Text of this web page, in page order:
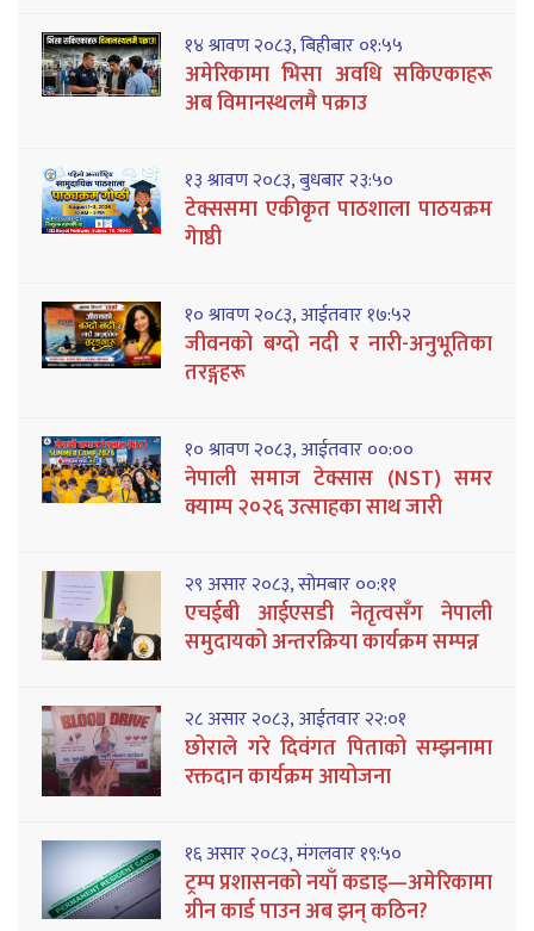
१४ श्रावण २०८३, बिहीबार ०१:५५
अमेरिकामा भिसा अवधि सकिएकाहरू
अब विमानस्थलमै पक्राउ
१३ श्रावण २०८३, बुधबार २३:५०
टेक्ससमा एकीकृत पाठशाला पाठयक्रम
गेाष्ठी
१० श्रावण २०८३, आईतवार १७:५२
जीवनको बग्दो नदी र नारी-अनुभूतिका
तरङ्गहरू
१० श्रावण २०८३, आईतवार ००:००
नेपाली समाज टेक्सास (NST) समर
क्याम्प २०२६ उत्साहका साथ जारी
२९ असार २०८३, सोमबार ००:११
एचईबी आईएसडी नेतृत्वसँग नेपाली
समुदायको अन्तरक्रिया कार्यक्रम सम्पन्न
२८ असार २०८३, आईतवार २२:०१
छोराले गरे दिवंगत पिताको सम्झनामा
रक्तदान कार्यक्रम आयोजना
१६ असार २०८३, मंगलवार १९:५०
ट्रम्प प्रशासनको नयाँ कडाइ—अमेरिकामा
ग्रीन कार्ड पाउन अब झन् कठिन?